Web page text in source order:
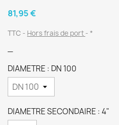
81,95 €
TTC Hors frais de port *
DIAMETRE : DN 100
DIAMETRE SECONDAIRE : 4"